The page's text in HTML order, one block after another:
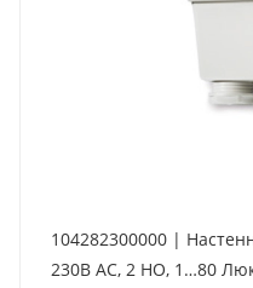
104282300000 |
230В AC, 2 НО, 1…80